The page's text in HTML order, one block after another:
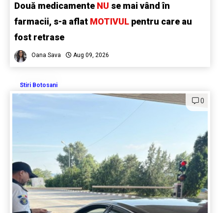
Două medicamente NU se mai vând în
farmacii, s-a aflat MOTIVUL pentru care au
fost retrase
Oana Sava Aug 09, 2026
Stiri Botosani
0